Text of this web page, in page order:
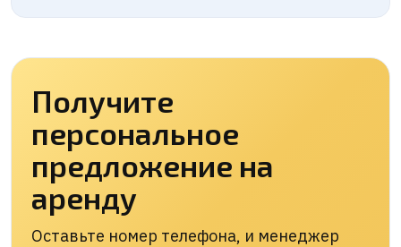
Получите
персональное
предложение на
аренду
Оставьте номер телефона, и менеджер